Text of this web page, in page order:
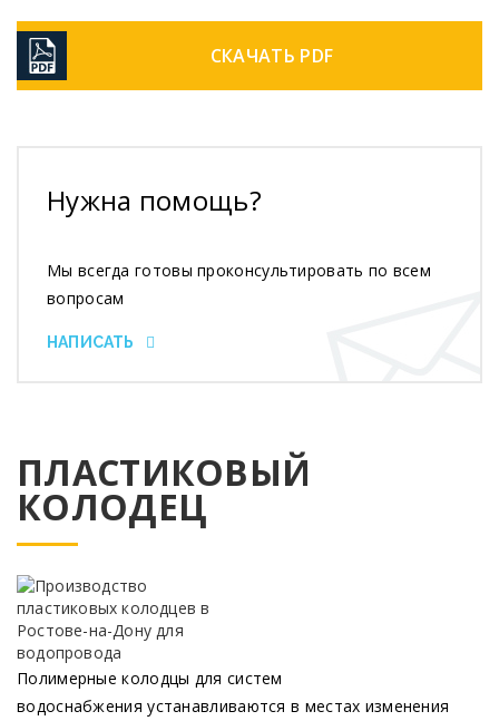
СКАЧАТЬ PDF
Нужна помощь?
Мы всегда готовы проконсультировать по всем
вопросам
НАПИСАТЬ
ПЛАСТИКОВЫЙ
КОЛОДЕЦ
Полимерные колодцы для систем
водоснабжения устанавливаются в местах изменения